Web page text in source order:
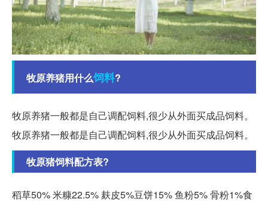
牧原养猪用什么饲料?
牧原养猪一般都是自己调配饲料,很少从外面买成品饲料。
牧原养猪一般都是自己调配饲料,很少从外面买成品饲料。
牧原猪饲料配方表?
稻草50% 米糠22.5% 麸皮5%豆饼15% 鱼粉5% 骨粉1%食